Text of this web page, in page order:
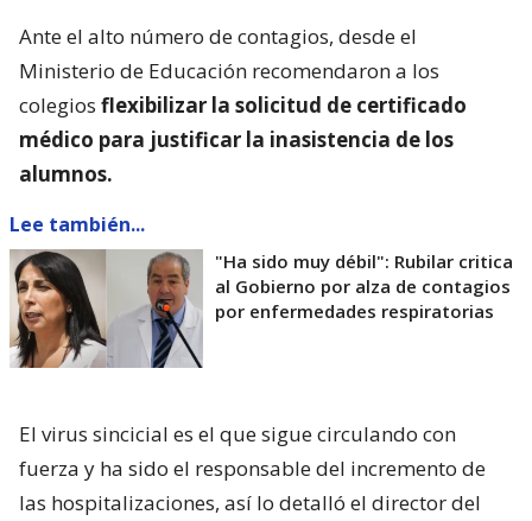
Ante el alto número de contagios, desde el
Ministerio de Educación recomendaron a los
colegios flexibilizar la solicitud de certificado
médico para justificar la inasistencia de los
alumnos.
Lee también...
"Ha sido muy débil": Rubilar critica
al Gobierno por alza de contagios
por enfermedades respiratorias
El virus sincicial es el que sigue circulando con
fuerza y ha sido el responsable del incremento de
las hospitalizaciones, así lo detalló el director del